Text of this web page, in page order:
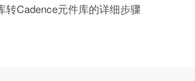
转Cadence元件库的详细步骤